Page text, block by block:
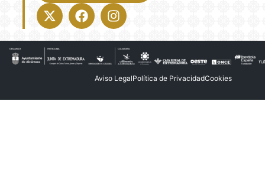
X-
twitter
FacebookInstagram
Aviso LegalPolítica de PrivacidadCookies